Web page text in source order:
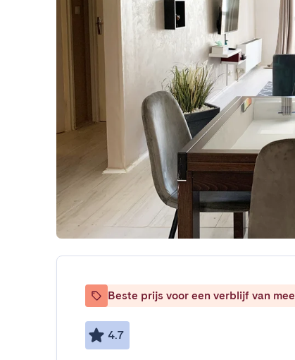
Beste prijs voor een verblijf van
4.7